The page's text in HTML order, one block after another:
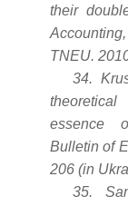
their
TNEU.
34.
essence
Bulletin of
206 (in
35.